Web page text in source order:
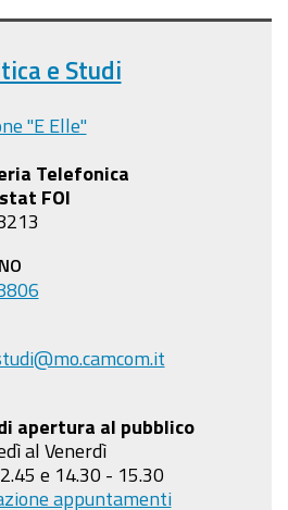
e Studi
"E Elle"
Telefonica
FOI
apertura al pubblico
al Venerdì
e 14.30 - 15.30
appuntamenti